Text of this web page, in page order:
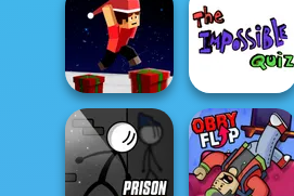
Geometry Dash:
FreezeNova
Game
Train Drift
Parkour Block
Xmas Special
The Impossible
Quiz Classic